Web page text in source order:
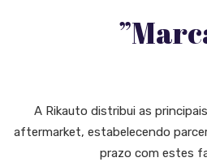
A Rikauto distribui as
aftermarket, estabelecendo
prazo com estes